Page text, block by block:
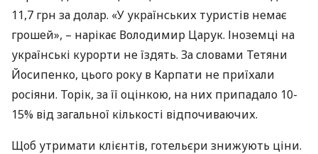
11,7 грн за долар. «У українських туристів немає
грошей», – нарікає Володимир Царук. Іноземці на
українські курорти не їздять. За словами Тетяни
Йосипенко, цього року в Карпати не приїхали
росіяни. Торік, за її оцінкою, на них припадало 10-
15% від загальної кількості відпочиваючих.
Щоб утримати клієнтів, готельєри знижують ціни.